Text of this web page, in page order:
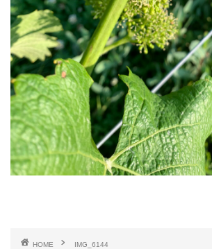
HOME IMG_6144